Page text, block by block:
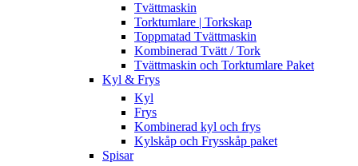
Tvättmaskin
Torktumlare | Torkskap
Toppmatad Tvättmaskin
Kombinerad Tvätt / Tork
Tvättmaskin och Torktumlare Paket
Kyl & Frys
Kyl
Frys
Kombinerad kyl och frys
Kylskåp och Frysskåp paket
Spisar